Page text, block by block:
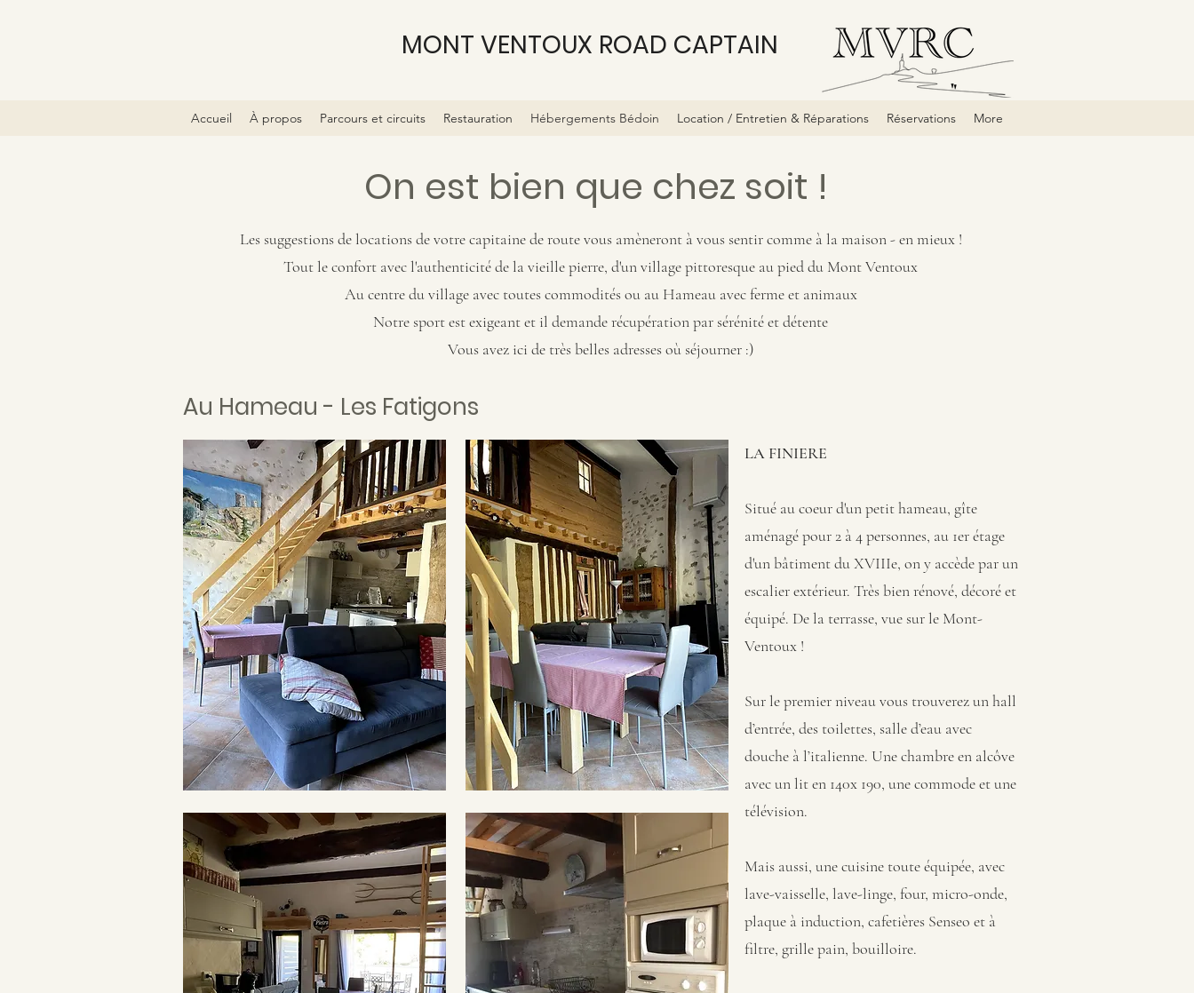
MONT VENTOUX ROAD CAPTAIN
Accueil À propos Parcours et circuits Restauration Hébergements Bédoin Location / Entretien & Réparations Réservations More
On est bien que chez soit !
Les suggestions de locations de votre capitaine de route vous amèneront à vous sentir comme à la maison - en mieux !
Tout le confort avec l'authenticité de la vieille pierre, d'un village pittoresque au pied du Mont Ventoux
Au centre du village avec toutes commodités ou au Hameau avec ferme et animaux
Notre sport est exigeant et il demande récupération par sérénité et détente
Vous avez ici de très belles adresses où séjourner :)
Au Hameau - Les Fatigons
LA FINIERE
Situé au coeur d'un petit hameau, gîte
aménagé pour 2 à 4 personnes, au 1er étage
d'un bâtiment du XVIIIe, on y accède par un
escalier extérieur. Très bien rénové, décoré et
équipé. De la terrasse, vue sur le Mont-
Ventoux !
Sur le premier niveau vous trouverez un hall
d’entrée, des toilettes, salle d’eau avec
douche à l’italienne. Une chambre en alcôve
avec un lit en 140x 190, une commode et une
télévision.
Mais aussi, une cuisine toute équipée, avec
lave-vaisselle, lave-linge, four, micro-onde,
plaque à induction, cafetières Senseo et à
filtre, grille pain, bouilloire.